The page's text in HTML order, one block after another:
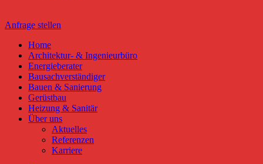
Anfrage stellen
Home
Architektur- & Ingenieurbüro
Energieberater
Bausachverständiger
Bauen & Sanierung
Gerüstbau
Heizung & Sanitär
Über uns
Aktuelles
Referenzen
Karriere